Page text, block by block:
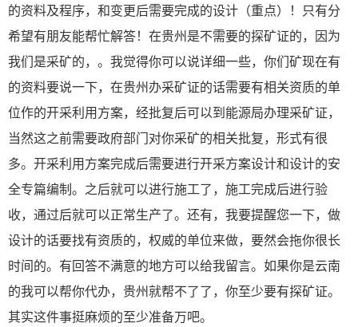
的资料及程序，和变更后需要完成的设计（重点）！只有分
希望有朋友能帮忙解答！在贵州是不需要的探矿证的，因为
我们是采矿的，。我觉得你可以说详细一些，你们矿现在有
的资料要说一下，在贵州办采矿证的话需要有相关资质的单
位作的开采利用方案，经批复后可以到能源局办理采矿证，
当然这之前需要政府部门对你采矿的相关批复，形式有很
多。开采利用方案完成后需要进行开采方案设计和设计的安
全专篇编制。之后就可以进行施工了，施工完成后进行验
收，通过后就可以正常生产了。还有，我要提醒您一下，做
设计的话要找有资质的，权威的单位来做，要然会拖你很长
时间的。有回答不满意的地方可以给我留言。如果你是云南
的我可以帮你代办，贵州就帮不了了，你至少要有探矿证。
其实这件事挺麻烦的至少准备万吧。